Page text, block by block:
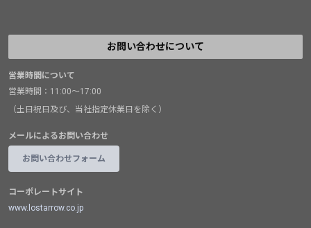
お問い合わせについて
営業時間について
営業時間：11:00～17:00
（土日祝日及び、当社指定休業日を除く）
メールによるお問い合わせ
お問い合わせフォーム
コーポレートサイト
www.lostarrow.co.jp